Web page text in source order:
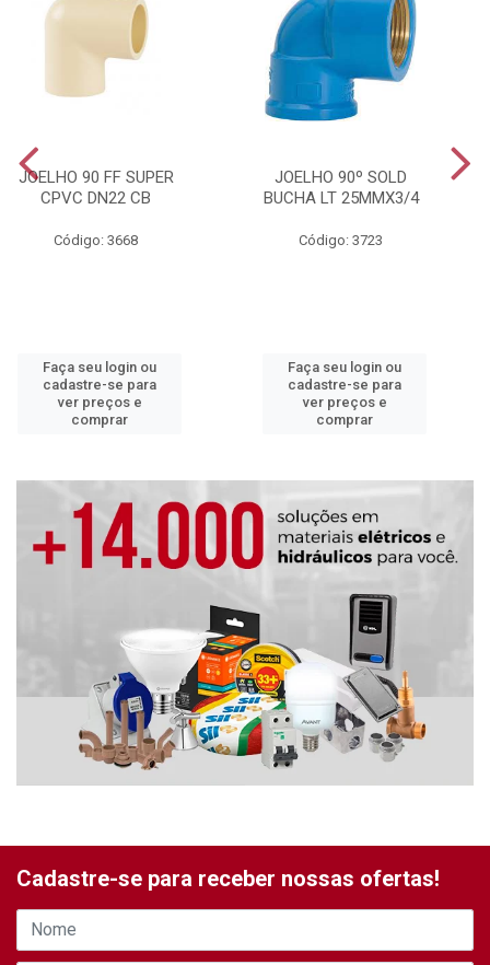
JOELHO 90 FF SUPER
CPVC DN22 CB
Código: 3668
Faça seu login ou
cadastre-se para
ver preços e
comprar
JOELHO 90º SOLD
BUCHA LT 25MMX3/4
Código: 3723
Faça seu login ou
cadastre-se para
ver preços e
comprar
Cadastre-se para receber nossas ofertas!